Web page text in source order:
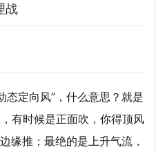
战
态定向风”，什么意思？就是
有时候是正面吹，你得顶风
缘推；最绝的是 上升气流 ，